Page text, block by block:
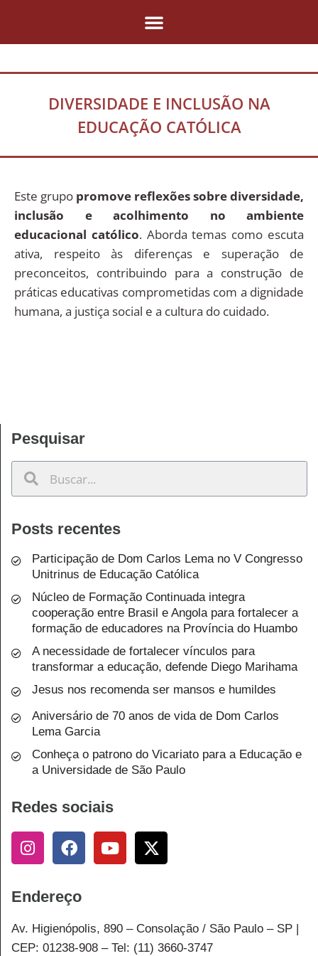
o
conteúdoDIVERSIDADE E INCLUSÃO NA
EDUCAÇÃO CATÓLICA
Este grupo promove reflexões sobre diversidade,
inclusão e acolhimento no ambiente
educacional católico. Aborda temas como escuta
ativa, respeito às diferenças e superação de
preconceitos, contribuindo para a construção de
práticas educativas comprometidas com a dignidade
humana, a justiça social e a cultura do cuidado.
Pesquisar
Posts recentes
Participação de Dom Carlos Lema no V Congresso
Unitrinus de Educação Católica
Núcleo de Formação Continuada integra
cooperação entre Brasil e Angola para fortalecer a
formação de educadores na Província do Huambo
A necessidade de fortalecer vínculos para
transformar a educação, defende Diego Marihama
Jesus nos recomenda ser mansos e humildes
Aniversário de 70 anos de vida de Dom Carlos
Lema Garcia
Conheça o patrono do Vicariato para a Educação e
a Universidade de São Paulo
Redes sociais
Endereço
Av. Higienópolis, 890 – Consolação / São Paulo – SP |
CEP: 01238-908 – Tel: (11) 3660-3747